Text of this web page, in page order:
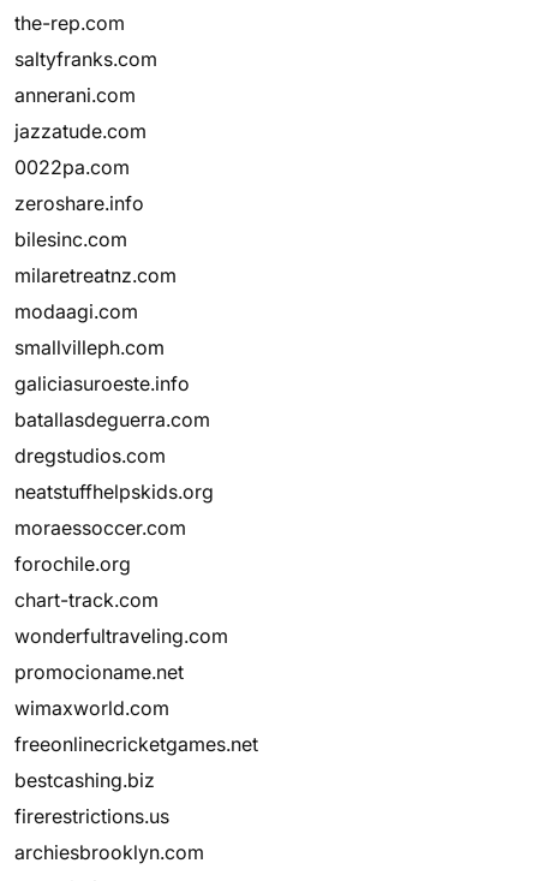
the-rep.com
saltyfranks.com
annerani.com
jazzatude.com
0022pa.com
zeroshare.info
bilesinc.com
milaretreatnz.com
modaagi.com
smallvilleph.com
galiciasuroeste.info
batallasdeguerra.com
dregstudios.com
neatstuffhelpskids.org
moraessoccer.com
forochile.org
chart-track.com
wonderfultraveling.com
promocioname.net
wimaxworld.com
freeonlinecricketgames.net
bestcashing.biz
firerestrictions.us
archiesbrooklyn.com